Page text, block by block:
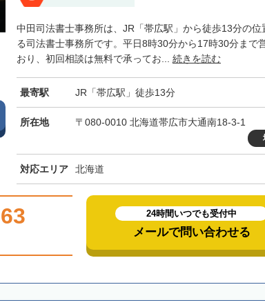
白糠郡白糠町 野付郡別海町 標津郡中標津町
中田司法書士事務所は、JR「帯広駅」から徒歩13分の位
る司法書士事務所です。平日8時30分から17時30分まで
おり、初回相談は無料で承ってお... 続きを読む
最寄駅 JR「帯広駅」徒歩13分
所在地 〒080-0010 北海道帯広市大通南18-3-1
対応エリア 北海道
24時間いつでも受付中
メールで問い合わせる